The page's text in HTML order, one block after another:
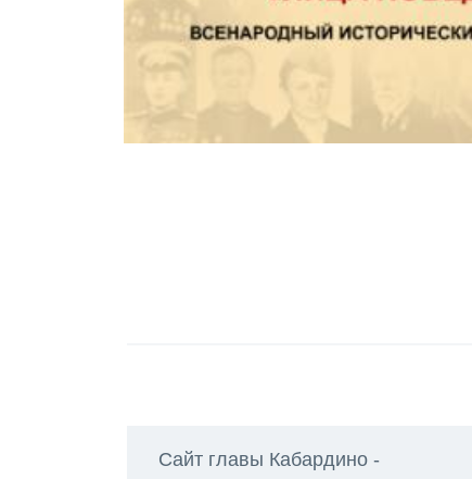
Сайт главы Кабардино -